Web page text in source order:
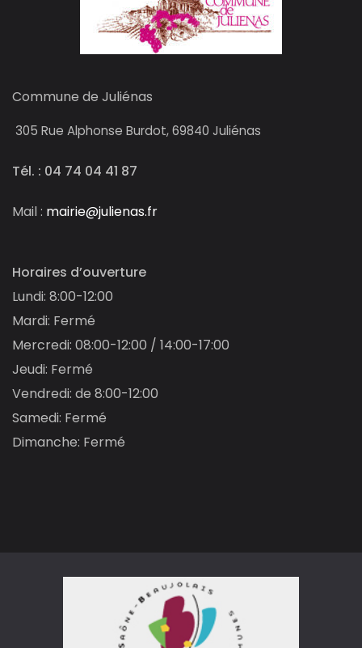
Commune de Juliénas
305 Rue Alphonse Burdot, 69840 Juliénas
Tél. : 04 74 04 41 87
Mail : mairie@julienas.fr
Horaires d’ouverture
Lundi: 8:00-12:00
Mardi: Fermé
Mercredi: 08:00-12:00 / 14:00-17:00
Jeudi: Fermé
Vendredi: de 8:00-12:00
Samedi: Fermé
Dimanche: Fermé